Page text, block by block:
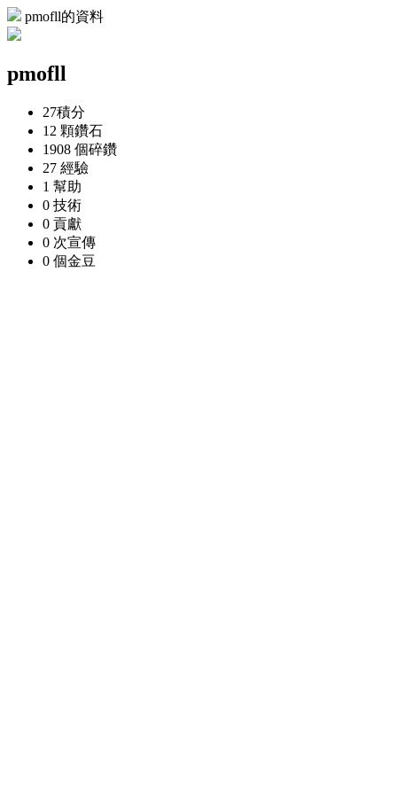
pmofll的資料
pmofll
27積分
12 顆鑽石
1908 個碎鑽
27 經驗
1 幫助
0 技術
0 貢獻
0 次宣傳
0 個金豆